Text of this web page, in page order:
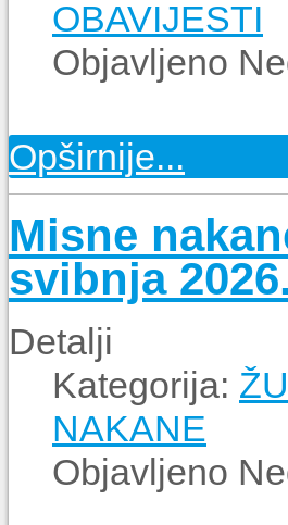
OBAVIJESTI
Objavljeno
Opširnije...
Misne
svibnja
Detalji
Kategorija:
NAKANE
Objavljeno